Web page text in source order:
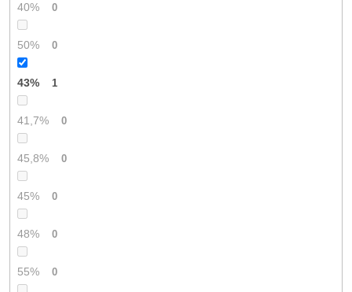
40% 0
50% 0
43% 1
41,7% 0
45,8% 0
45% 0
48% 0
55% 0